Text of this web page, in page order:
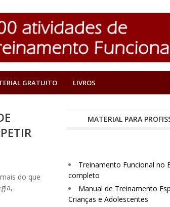
GRATUITO LIVROS
do que
MATERIAL PARA
Treinamento Funcional no
completo
Manual de Treinamento
Crianças e Adolescentes